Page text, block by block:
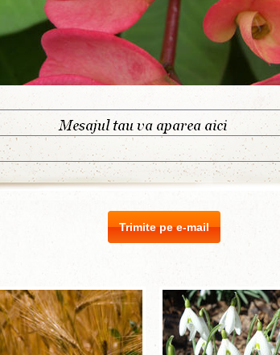
Trimite pe e-mail